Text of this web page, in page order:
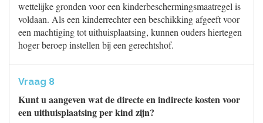
wettelijke gronden voor een kinderbeschermingsmaatregel is
voldaan. Als een kinderrechter een beschikking afgeeft voor
een machtiging tot uithuisplaatsing, kunnen ouders hiertegen
hoger beroep instellen bij een gerechtshof.
Vraag 8
Kunt u aangeven wat de directe en indirecte kosten voor
een uithuisplaatsing per kind zijn?